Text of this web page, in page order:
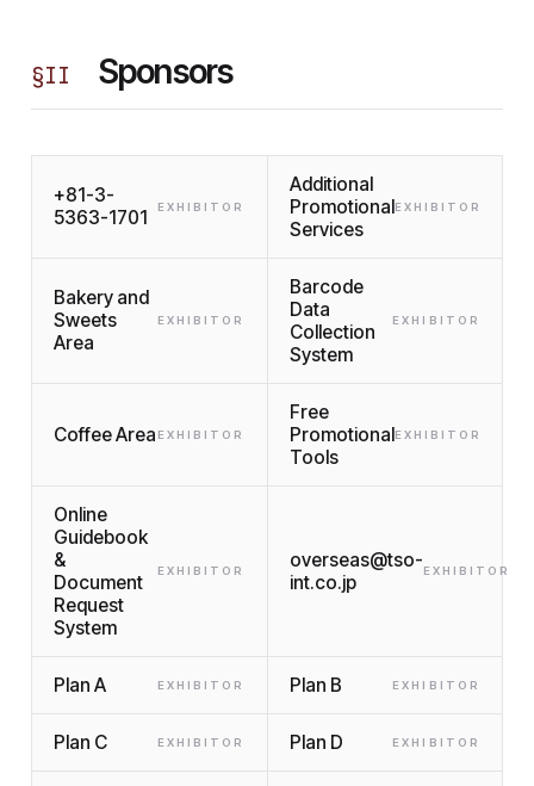
§II Sponsors
+81-3-
5363-1701
EXHIBITOR
Additional
Promotional
Services
EXHIBITOR
Bakery and
Sweets
Area
EXHIBITOR
Barcode
Data
Collection
System
EXHIBITOR
Coffee Area EXHIBITOR
Free
Promotional
Tools
EXHIBITOR
Online
Guidebook
&
Document
Request
System
EXHIBITOR
overseas@tso-
int.co.jp
EXHIBITOR
Plan A EXHIBITOR Plan B EXHIBITOR
Plan C EXHIBITOR Plan D EXHIBITOR